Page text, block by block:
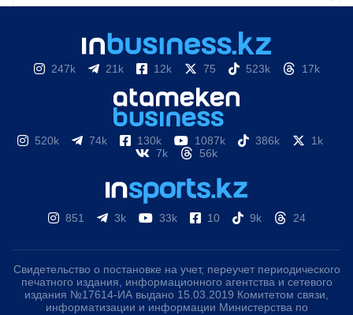
247k 21k 12k 75 523k 17k
520k 74k 130k 1087k 386k
1k
7k
56k
851 3k 33k 10 9k 24
Свидетельство о постановке на учет, переучет периодического
печатного издания, информационного агентства и сетевого
издания №17614-ИА выдано 15.03.2019 Комитетом связи,
информатизации и информации Министерства по